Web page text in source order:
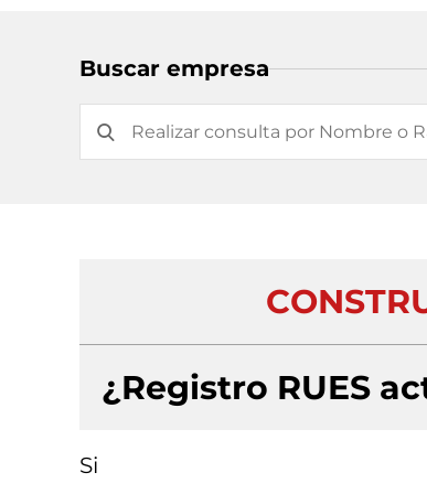
Buscar empresa
¿Registro RUES
Si